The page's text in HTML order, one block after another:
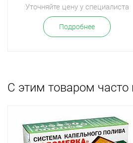
Уточняйте цену у специалиста
Подробнее
С этим товаром часто